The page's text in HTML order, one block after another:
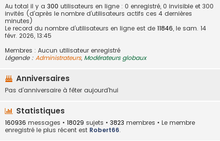
Au total il y a 300 utilisateurs en ligne : 0 enregistré, 0 invisible et 300
invités (d’après le nombre d’utilisateurs actifs ces 4 dernières
minutes)
Le record du nombre d’utilisateurs en ligne est de 11846, le sam. 14
févr. 2026, 13:45
Membres : Aucun utilisateur enregistré
Légende : Administrateurs, Modérateurs globaux
Anniversaires
Pas d’anniversaire à fêter aujourd’hui
Statistiques
160936 messages • 18029 sujets • 3823 membres • Le membre
enregistré le plus récent est Robert66.